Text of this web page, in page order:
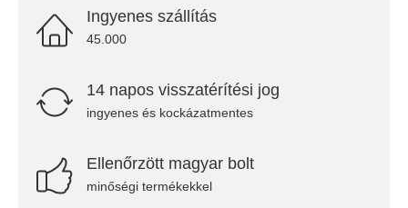
Ingyenes szállítás
45.000
14 napos visszatérítési jog
ingyenes és kockázatmentes
Ellenőrzött magyar bolt
minőségi termékekkel